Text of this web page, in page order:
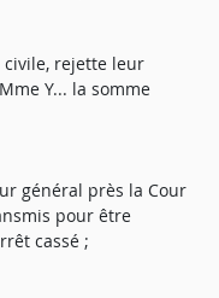
civile, rejette leur
Y... la somme
général près la Cour
pour être
cassé ;